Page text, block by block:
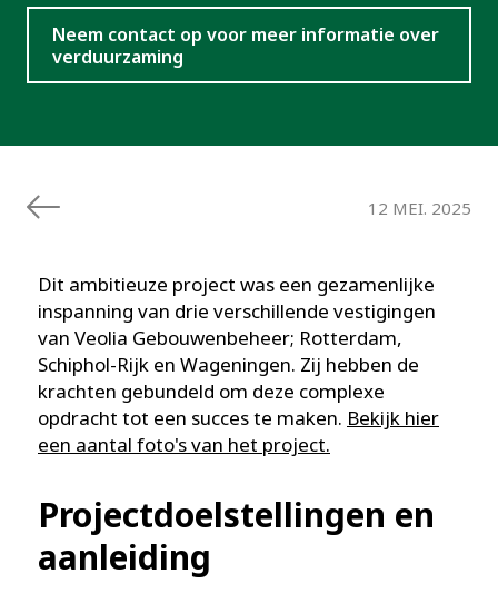
Neem contact op voor meer informatie over
verduurzaming
12 MEI. 2025
Dit ambitieuze project was een gezamenlijke
inspanning van drie verschillende vestigingen
van Veolia Gebouwenbeheer; Rotterdam,
Schiphol-Rijk en Wageningen. Zij hebben de
krachten gebundeld om deze complexe
opdracht tot een succes te maken. Bekijk hier
een aantal foto's van het project.
Projectdoelstellingen en
aanleiding